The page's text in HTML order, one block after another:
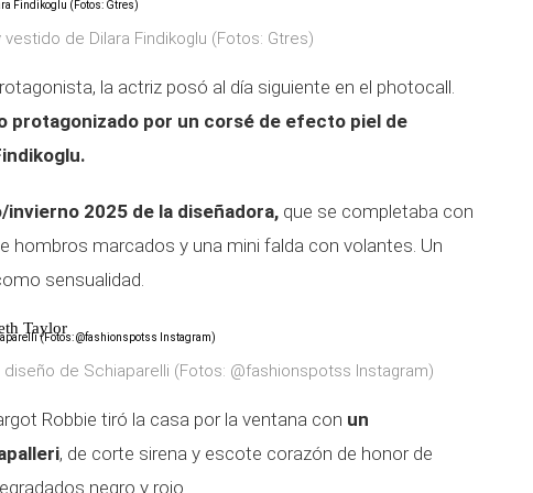
de Dilara Findikoglu (Fotos: Gtres)
la actriz posó al día siguiente en el photocall.
protagonizado por un corsé de efecto piel de
invierno 2025 de la diseñadora, que se completaba con
hombros marcados y una mini falda con volantes. Un
sensualidad.
Taylor
de Schiaparelli (Fotos: @fashionspotss Instagram)
Robbie tiró la casa por la ventana con un
, de corte sirena y escote corazón de honor de
negro y rojo.